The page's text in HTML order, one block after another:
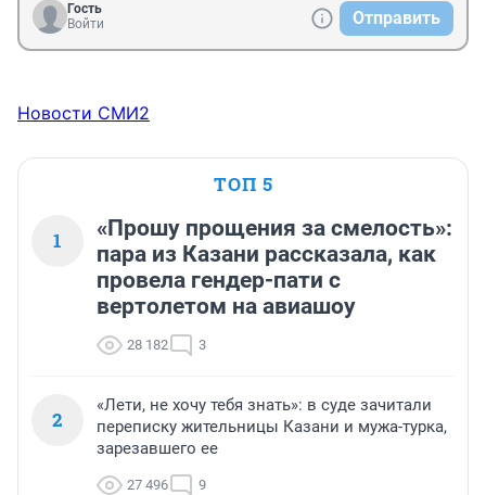
Гость
Войти
Отправить
Новости СМИ2
ТОП 5
1
«Прошу прощения за смелость»:
пара из Казани рассказала, как
провела гендер-пати с
вертолетом на авиашоу
28 182 3
2
«Лети, не хочу тебя знать»: в суде зачитали
переписку жительницы Казани и мужа-турка,
зарезавшего ее
27 496 9